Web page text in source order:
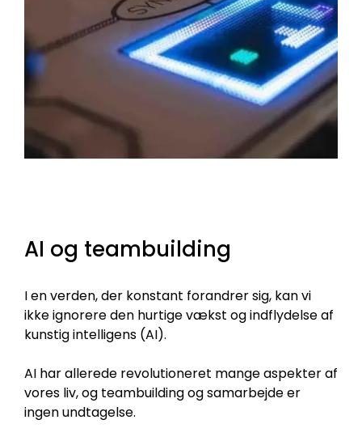
AI og teambuilding
I en verden, der konstant forandrer sig, kan vi
ikke ignorere den hurtige vækst og indflydelse af
kunstig intelligens (AI).
AI har allerede revolutioneret mange aspekter af
vores liv, og teambuilding og samarbejde er
ingen undtagelse.